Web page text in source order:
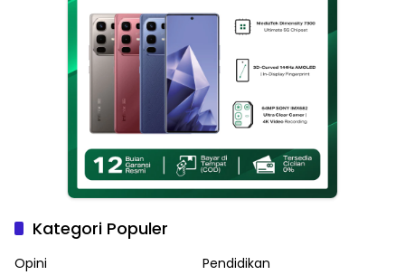
Kategori Populer
Opini
Pendidikan